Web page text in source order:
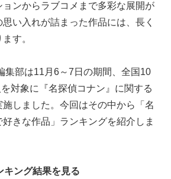
ョンからラブコメまで多彩な展開が
い入れが詰まった作品には、長く
す。
集部は11月6～7日の期間、全国10
対象に『名探偵コナン』に関する
しました。今回はその中から「名
きな作品」ランキングを紹介しま
キング結果を見る